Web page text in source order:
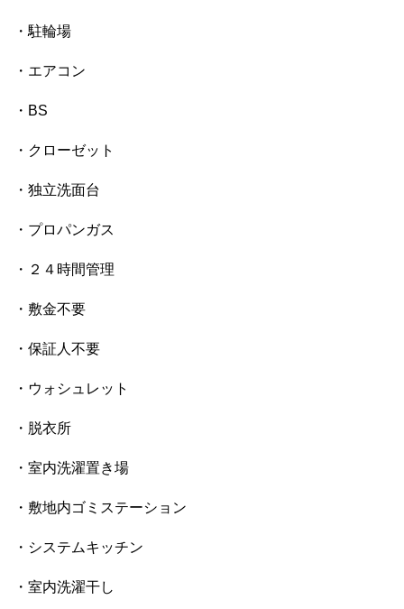
・駐輪場
・エアコン
・BS
・クローゼット
・独立洗面台
・プロパンガス
・２４時間管理
・敷金不要
・保証人不要
・ウォシュレット
・脱衣所
・室内洗濯置き場
・敷地内ゴミステーション
・システムキッチン
・室内洗濯干し